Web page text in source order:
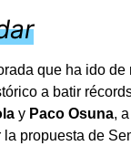
que ha ido
a batir
y Paco Osuna,
la propuesta de